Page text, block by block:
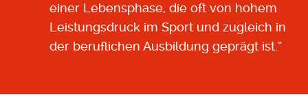
einer Lebensphase, die oft von hohem
Leistungsdruck im Sport und zugleich in
der beruflichen Ausbildung geprägt ist.“